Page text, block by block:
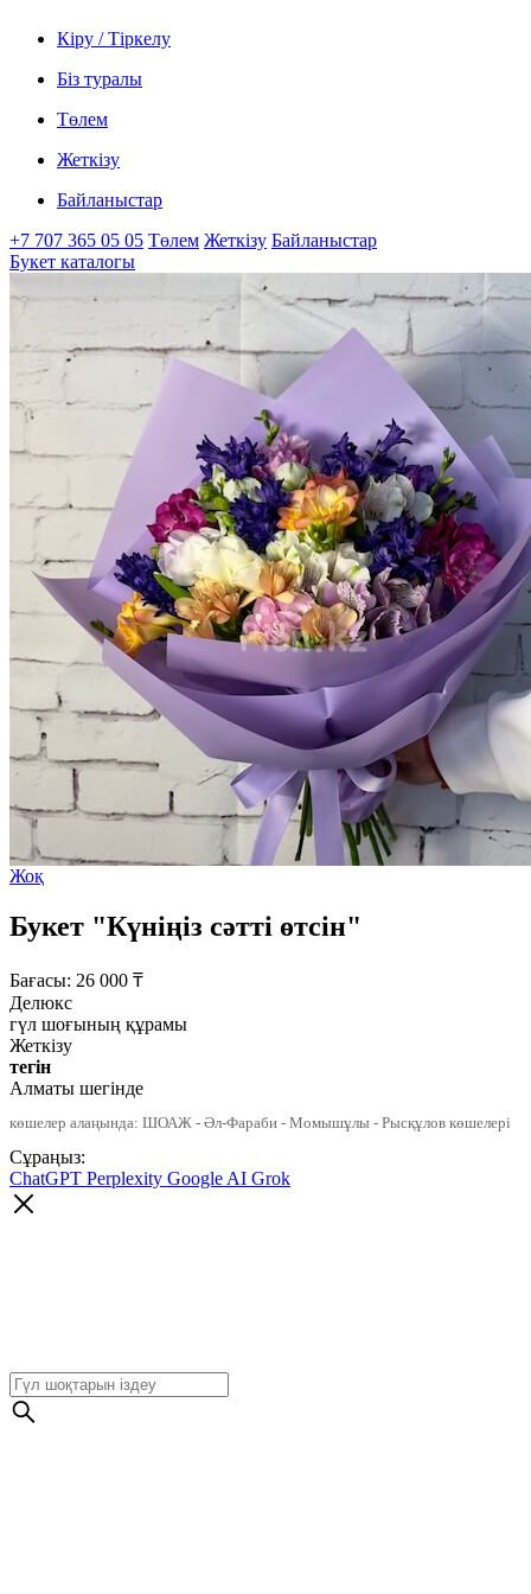
Кіру / Тіркелу
Біз туралы
Төлем
Жеткізу
Байланыстар
+7 707 365 05 05 Төлем Жеткізу Байланыстар
Букет каталогы
Жоқ
Букет "Күніңіз сәтті өтсін"
Бағасы: 26 000 ₸
Делюкс
гүл шоғының құрамы
Жеткізу
тегін
Алматы шегінде
көшелер алаңында: ШОАЖ - Әл-Фараби - Момышұлы - Рысқұлов көшелері
Сұраңыз:
ChatGPT Perplexity Google AI Grok